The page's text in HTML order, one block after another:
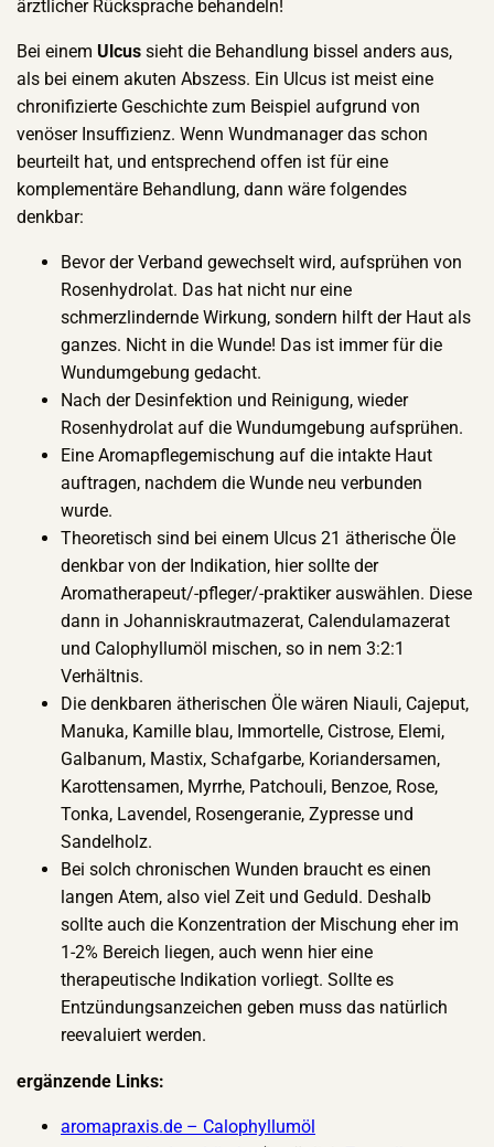
ärztlicher Rücksprache behandeln!
Bei einem Ulcus sieht die Behandlung bissel anders aus,
als bei einem akuten Abszess. Ein Ulcus ist meist eine
chronifizierte Geschichte zum Beispiel aufgrund von
venöser Insuffizienz. Wenn Wundmanager das schon
beurteilt hat, und entsprechend offen ist für eine
komplementäre Behandlung, dann wäre folgendes
denkbar:
Bevor der Verband gewechselt wird, aufsprühen von
Rosenhydrolat. Das hat nicht nur eine
schmerzlindernde Wirkung, sondern hilft der Haut als
ganzes. Nicht in die Wunde! Das ist immer für die
Wundumgebung gedacht.
Nach der Desinfektion und Reinigung, wieder
Rosenhydrolat auf die Wundumgebung aufsprühen.
Eine Aromapflegemischung auf die intakte Haut
auftragen, nachdem die Wunde neu verbunden
wurde.
Theoretisch sind bei einem Ulcus 21 ätherische Öle
denkbar von der Indikation, hier sollte der
Aromatherapeut/-pfleger/-praktiker auswählen. Diese
dann in Johanniskrautmazerat, Calendulamazerat
und Calophyllumöl mischen, so in nem 3:2:1
Verhältnis.
Die denkbaren ätherischen Öle wären Niauli, Cajeput,
Manuka, Kamille blau, Immortelle, Cistrose, Elemi,
Galbanum, Mastix, Schafgarbe, Koriandersamen,
Karottensamen, Myrrhe, Patchouli, Benzoe, Rose,
Tonka, Lavendel, Rosengeranie, Zypresse und
Sandelholz.
Bei solch chronischen Wunden braucht es einen
langen Atem, also viel Zeit und Geduld. Deshalb
sollte auch die Konzentration der Mischung eher im
1-2% Bereich liegen, auch wenn hier eine
therapeutische Indikation vorliegt. Sollte es
Entzündungsanzeichen geben muss das natürlich
reevaluiert werden.
ergänzende Links:
aromapraxis.de – Calophyllumöl